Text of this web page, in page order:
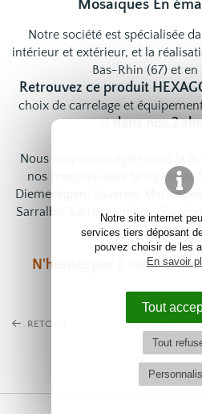
Notre site internet
services tiers déposant
pouvez choisir de les
En savoir
Tout
Tout
Mosaïques En
Notre société est spécialisée
intérieur et extérieur, et la
Bas-Rhin (67) et en
Retrouvez ce produit
choix de carrelageet
etdans nos 2
Nous proposons également la
nos produits dans la région de
Diemeringen, Saverne,
Sarralbe, Sarreguemines,
nos
N'hésitez pas à nous
RETOUR Partagez